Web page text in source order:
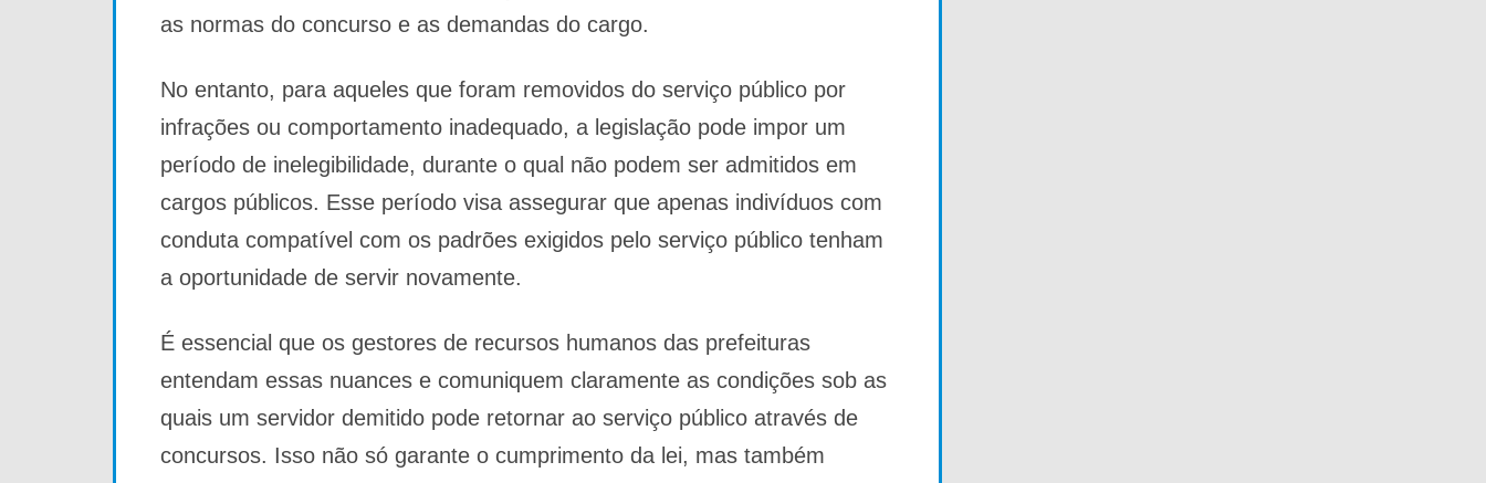
as normas do concurso e as demandas do cargo.
No entanto, para aqueles que foram removidos do serviço público por
infrações ou comportamento inadequado, a legislação pode impor um
período de inelegibilidade, durante o qual não podem ser admitidos em
cargos públicos. Esse período visa assegurar que apenas indivíduos com
conduta compatível com os padrões exigidos pelo serviço público tenham
a oportunidade de servir novamente.
É essencial que os gestores de recursos humanos das prefeituras
entendam essas nuances e comuniquem claramente as condições sob as
quais um servidor demitido pode retornar ao serviço público através de
concursos. Isso não só garante o cumprimento da lei, mas também